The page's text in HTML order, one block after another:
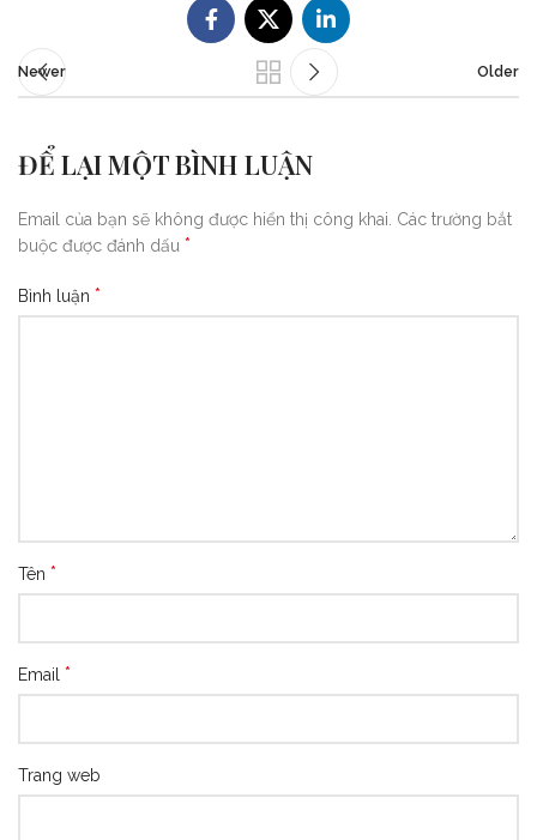
Newer Older
ĐỂ LẠI MỘT BÌNH LUẬN
Email của bạn sẽ không được hiển thị công khai. Các trường bắt
buộc được đánh dấu *
Bình luận *
Tên *
Email *
Trang web